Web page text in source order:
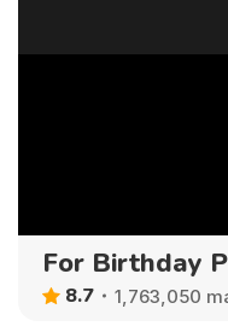
For Birthday
8.7 1,763,050